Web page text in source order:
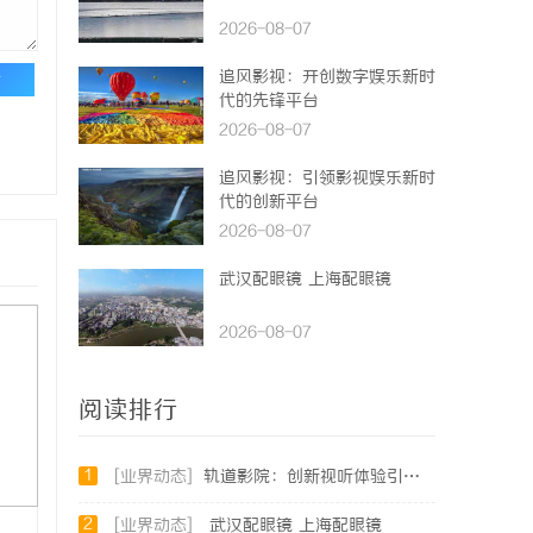
2026-08-07
追风影视：开创数字娱乐新时
代的先锋平台
2026-08-07
追风影视：引领影视娱乐新时
代的创新平台
2026-08-07
武汉配眼镜 上海配眼镜
2026-08-07
阅读排行
1 [业界动态] 轨道影院：创新视听体验引领未来娱乐新潮流
2 [业界动态] 武汉配眼镜 上海配眼镜